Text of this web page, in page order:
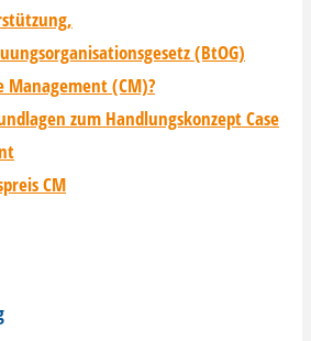
(BtOG)
Management (CM)?
zum Handlungskonzept Case
CM